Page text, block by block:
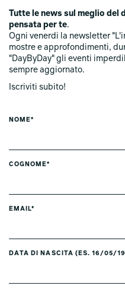
Tutte le news sul meglio del
pensata per te.
Ogni venerdi la newsletter
mostre e approfondimenti,
"DayByDay" gli eventi
sempre aggiornato.
Iscriviti subito!
NOME*
COGNOME*
EMAIL*
DATA DI NASCITA (ES. 16/05/